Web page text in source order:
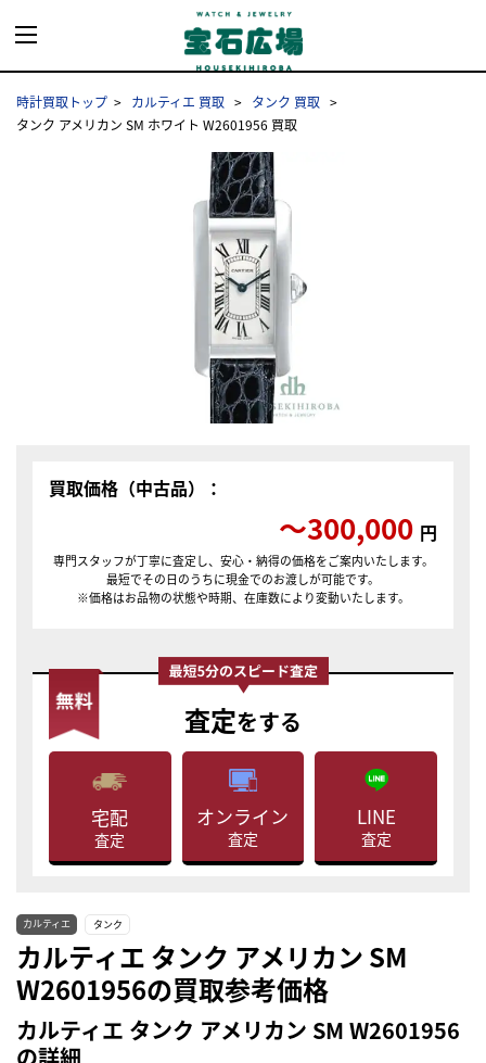
時計買取トップ カルティエ 買取
タンク 買取
タンク アメリカン SM ホワイト W2601956 買取
買取価格（中古品）：
〜300,000 円
専門スタッフが丁寧に査定し、安心・納得の価格をご案内いたします。
最短でその日のうちに現金でのお渡しが可能です。
※価格はお品物の状態や時期、在庫数により変動いたします。
査定をする
宅配
査定
オンライン
査定
LINE
査定
カルティエ タンク
カルティエ タンク アメリカン SM
W2601956の買取参考価格
カルティエ タンク アメリカン SM W2601956